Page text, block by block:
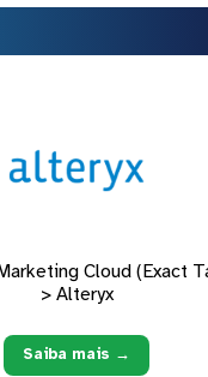
Cloud (Exact
> Alteryx
Saiba mais →